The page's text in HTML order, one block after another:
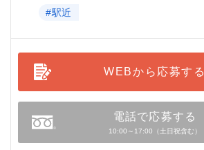
#駅近
WEBから応募する
電話で応募する
10:00～17:00（土日祝含む）